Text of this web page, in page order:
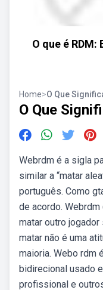
O que é
Home>O Que
O Que
Webrdm é a sigla
similar a “matar
português. Como
de acordo.
matar outro jogador
matar não é uma
maioria. Webo rdm
bidirecional usado
profissional e